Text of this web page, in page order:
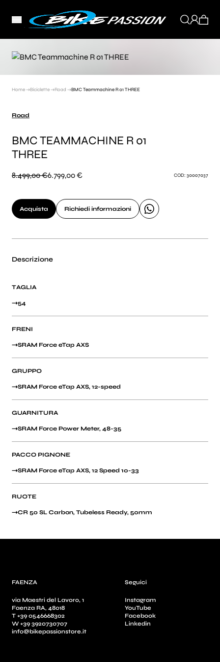
Home →Biciclette →Road →BMC Teammachine R 01 THREE
Road
BMC TEAMMACHINE R 01
THREE
8.499,00 €6.799,00 € COD: 30007037
Acquista Richiedi informazioni
Descrizione
TAGLIA
54
FRENI
SRAM Force eTap AXS
GRUPPO
SRAM Force eTap AXS, 12-speed
GUARNITURA
SRAM Force Power Meter, 48-35
PACCO PIGNONE
SRAM Force eTap AXS, 12 Speed 10-33
RUOTE
CR 50 SL Carbon, Tubeless Ready, 50mm
FAENZA
via Maestri del Lavoro, 1
Faenza RA, 48018
T +39 0546668302
W +39 3920730707
info@bikepassionstore.it
Seguici
Instagram
YouTube
Facebook
Linkedin